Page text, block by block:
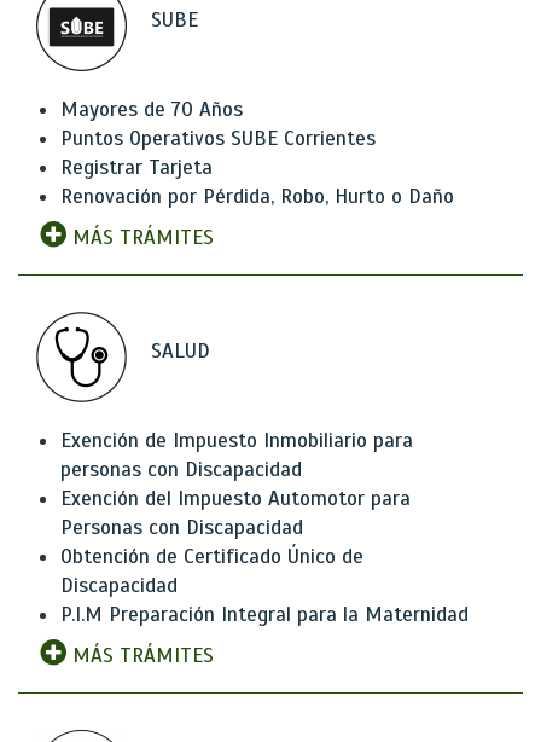
SUBE
Mayores de 70 Años
Puntos Operativos SUBE Corrientes
Registrar Tarjeta
Renovación por Pérdida, Robo, Hurto o Daño
MÁS TRÁMITES
SALUD
Exención de Impuesto Inmobiliario para
personas con Discapacidad
Exención del Impuesto Automotor para
Personas con Discapacidad
Obtención de Certificado Único de
Discapacidad
P.I.M Preparación Integral para la Maternidad
MÁS TRÁMITES